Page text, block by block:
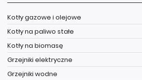
Kotły gazowe i olejowe
Kotły na paliwo stałe
Kotły na biomasę
Grzejniki elektryczne
Grzejniki wodne